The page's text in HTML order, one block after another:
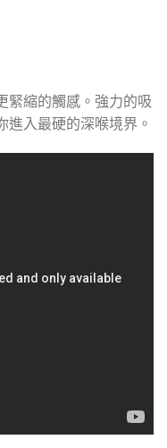
緊縮的觸感。強力的吸
進入最硬的深喉境界。